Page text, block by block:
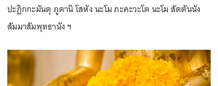
ปะฏิกกะมันตุ ภูตานิ โสหัง นะโม ภะคะวะโต นะโม สัตตันนัง
สัมมาสัมพุทธานัง ฯ